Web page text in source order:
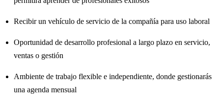
Recibir un vehículo de servicio de la compañía para uso laboral
Oportunidad de desarrollo profesional a largo plazo en servicio,
ventas o gestión
Ambiente de trabajo flexible e independiente, donde gestionarás
una agenda mensual